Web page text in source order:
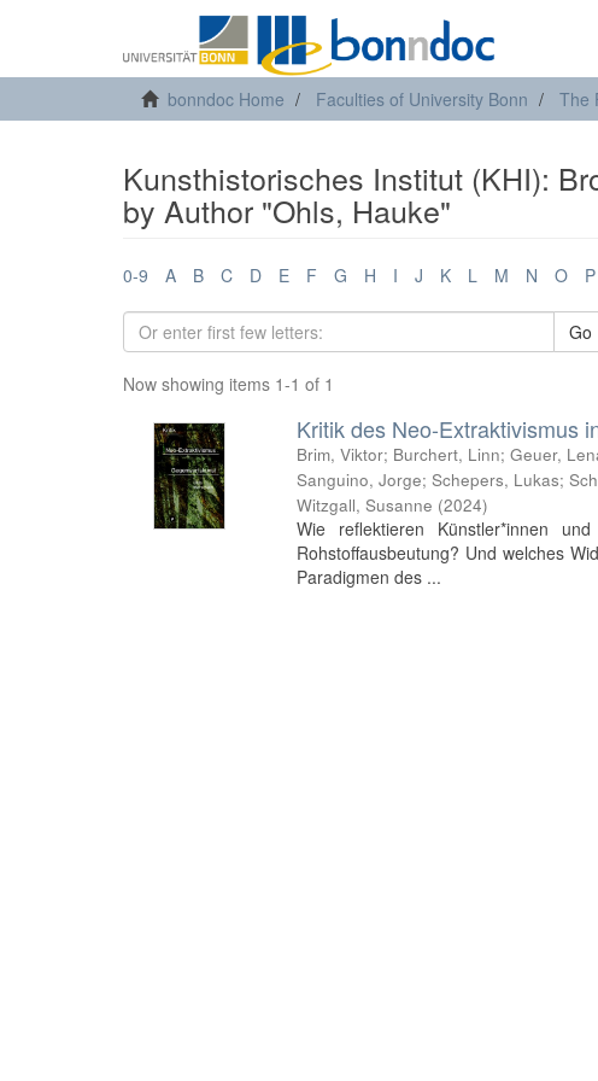
bonndoc Home Faculties of University Bonn The
Kunsthistorisches Institut (KHI):
by Author "Ohls, Hauke"
0-9 A B C D E F G H I J K L M N O P
Go
Now showing items 1-1 of 1
Kritik des Neo-Extraktivismus
Brim, Viktor; Burchert, Linn;Geuer,
Sanguino, Jorge;Schepers, Lukas;
Witzgall, Susanne (2024)
Wie reflektieren Künstler*innen
Rohstoffausbeutung? Und welches
Paradigmen des ...